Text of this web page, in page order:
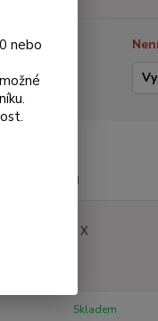
bez DPH
162 X
Skladem
nebo